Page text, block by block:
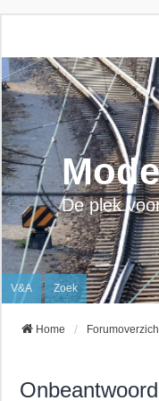
De plek
V&A Zoek
Home